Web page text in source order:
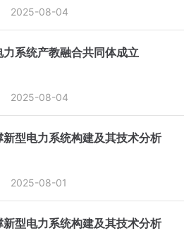
2025-08-04
力系统产教融合共同体成立
2025-08-04
型电力系统构建及其技术分析
2025-08-01
型电力系统构建及其技术分析